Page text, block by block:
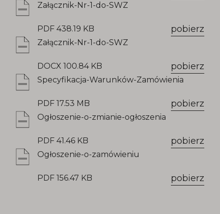
Załącznik-Nr-1-do-SWZ
PDF 438.19 KB pobierz
Załącznik-Nr-1-do-SWZ
DOCX 100.84 KB pobierz
Specyfikacja-Warunków-Zamówienia
PDF 17.53 MB pobierz
Ogłoszenie-o-zmianie-ogłoszenia
PDF 41.46 KB pobierz
Ogłoszenie-o-zamówieniu
PDF 156.47 KB pobierz